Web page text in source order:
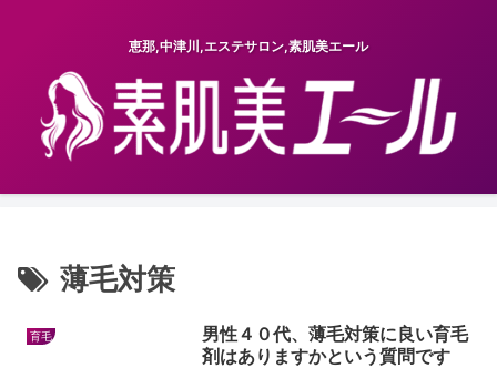
恵那,中津川,エステサロン,素肌美エール
薄毛対策
育毛
男性４０代、薄毛対策に良い育毛
剤はありますかという質問です